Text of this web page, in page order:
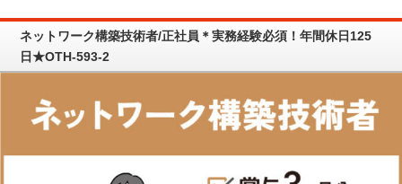
ネットワーク構築技術者/正社員＊実務経験必須！年間休日125
日★OTH-593-2